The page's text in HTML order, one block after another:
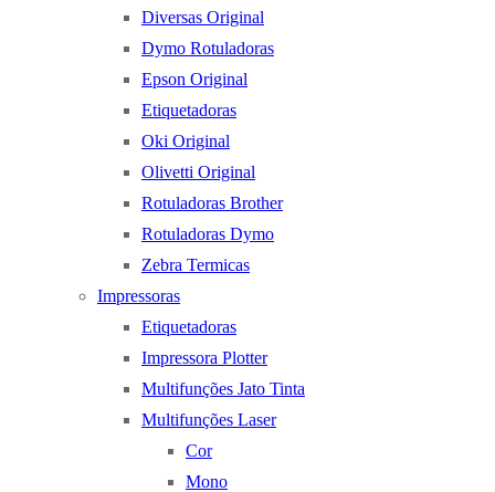
Diversas Original
Dymo Rotuladoras
Epson Original
Etiquetadoras
Oki Original
Olivetti Original
Rotuladoras Brother
Rotuladoras Dymo
Zebra Termicas
Impressoras
Etiquetadoras
Impressora Plotter
Multifunções Jato Tinta
Multifunções Laser
Cor
Mono